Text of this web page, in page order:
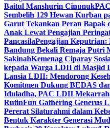
Baitul Manshurin Cinunuk
Sembelih 129 Hewan Kurban
Garut Tekankan Peran Bapak
Anak Lewat Pengajian
PancasilaPengajian
Bandung Bekali Remaja Putri
SakinahKemenag Ciparay
kepada Warga LDII di Masjid
Lansia LDII: Mendorong
Komitmen Dukung BEDAS
Iduladha, PAC LDII
RutinFun Gathering Generus
Pererat Silaturahmi dalam
Bentuk Karakter Generasi